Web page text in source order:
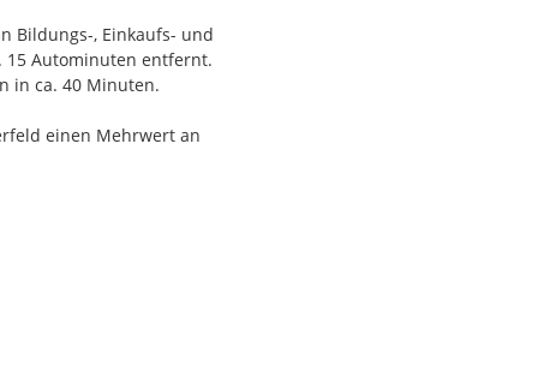
Ablauf eines Jahres
einen
Freizeitraum,
Bildungs-, Einkaufs- und
15 Autominuten entfernt.
in ca. 40 Minuten.
einen Mehrwert an
entstand durch die
von der
Anbindung nach